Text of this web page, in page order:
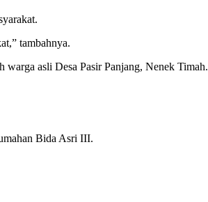
tambahnya.
asli Desa Pasir Panjang, Nenek Timah.
Bida Asri III.